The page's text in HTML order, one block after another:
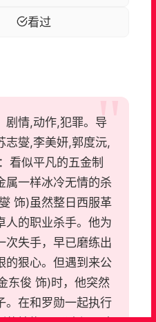
看过
剧情,动作,犯罪。导
志燮,李美妍,郭度沅,
看似平凡的五金制
属一样冰冷无情的杀
饰)虽然整日西服革
人的职业杀手。他为
次失手，早已磨练出
的狠心。但遇到来公
东俊 饰)时，他突然
。在和罗勋一起执行